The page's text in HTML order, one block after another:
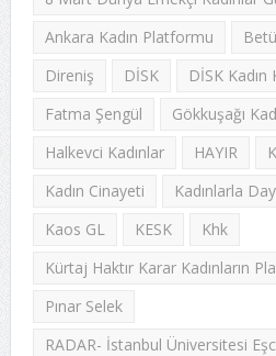
Ankara Kadın Platformu
Direniş
DİSK DİSK
Fatma Şengül
Gökkuşağı
Halkevci Kadınlar
HAYIR
Kadın Cinayeti
Kadınlarla
Kaos GL
KESK
Khk
Kürtaj Haktır Karar Kadınların
Pınar Selek
RADAR- İstanbul Üniversitesi